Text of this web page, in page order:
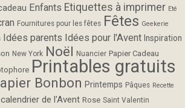
Enfants Etiquettes à imprimer Eté
Fournitures pour les fêtes Fêtes Geekerie
Idées parents Idées pour l'Avent Inspiration
New York Noël Nuancier Papier Cadeau
Printables gratuits
Bonbon Printemps Pâques Recette
de l'Avent Rose Saint Valentin